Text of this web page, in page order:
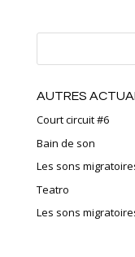
AUTRES
Court circuit #6
Bain de son
Les sons
Teatro
Les sons